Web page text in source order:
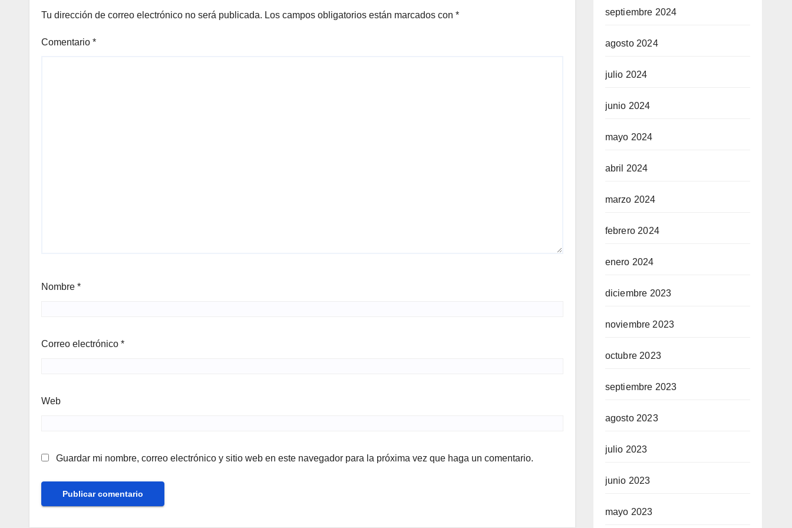
COMUNITARIOS
Tu dirección de correo electrónico no será publicada. Los campos obligatorios están marcados con *
Comentario *
Nombre *
Correo electrónico *
Web
Guardar mi nombre, correo electrónico y sitio web en este navegador para la próxima vez que haga un comentario.
septiembre 2024
agosto 2024
julio 2024
junio 2024
mayo 2024
abril 2024
marzo 2024
febrero 2024
enero 2024
diciembre 2023
noviembre 2023
octubre 2023
septiembre 2023
agosto 2023
julio 2023
junio 2023
mayo 2023